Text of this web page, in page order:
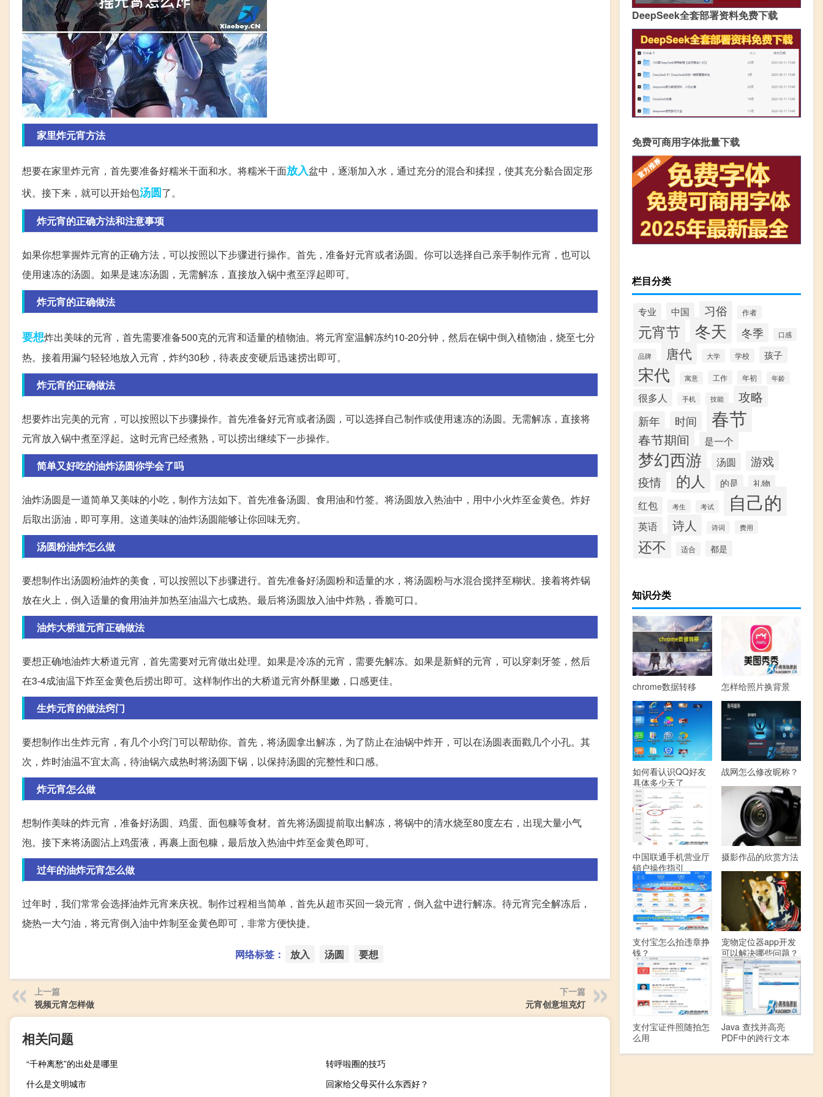
家里炸元宵方法
想要在家里炸元宵，首先要准备好糯米干面和水。将糯米干面放入盆中，逐渐加入水，通过充分的混合和揉捏，使其充分黏合固定形
状。接下来，就可以开始包汤圆了。
炸元宵的正确方法和注意事项
如果你想掌握炸元宵的正确方法，可以按照以下步骤进行操作。首先，准备好元宵或者汤圆。你可以选择自己亲手制作元宵，也可以
使用速冻的汤圆。如果是速冻汤圆，无需解冻，直接放入锅中煮至浮起即可。
炸元宵的正确做法
要想炸出美味的元宵，首先需要准备500克的元宵和适量的植物油。将元宵室温解冻约10-20分钟，然后在锅中倒入植物油，烧至七分
热。接着用漏勺轻轻地放入元宵，炸约30秒，待表皮变硬后迅速捞出即可。
炸元宵的正确做法
想要炸出完美的元宵，可以按照以下步骤操作。首先准备好元宵或者汤圆，可以选择自己制作或使用速冻的汤圆。无需解冻，直接将
元宵放入锅中煮至浮起。这时元宵已经煮熟，可以捞出继续下一步操作。
简单又好吃的油炸汤圆你学会了吗
油炸汤圆是一道简单又美味的小吃，制作方法如下。首先准备汤圆、食用油和竹签。将汤圆放入热油中，用中小火炸至金黄色。炸好
后取出沥油，即可享用。这道美味的油炸汤圆能够让你回味无穷。
汤圆粉油炸怎么做
要想制作出汤圆粉油炸的美食，可以按照以下步骤进行。首先准备好汤圆粉和适量的水，将汤圆粉与水混合搅拌至糊状。接着将炸锅
放在火上，倒入适量的食用油并加热至油温六七成热。最后将汤圆放入油中炸熟，香脆可口。
油炸大桥道元宵正确做法
要想正确地油炸大桥道元宵，首先需要对元宵做出处理。如果是冷冻的元宵，需要先解冻。如果是新鲜的元宵，可以穿刺牙签，然后
在3-4成油温下炸至金黄色后捞出即可。这样制作出的大桥道元宵外酥里嫩，口感更佳。
生炸元宵的做法窍门
要想制作出生炸元宵，有几个小窍门可以帮助你。首先，将汤圆拿出解冻，为了防止在油锅中炸开，可以在汤圆表面戳几个小孔。其
次，炸时油温不宜太高，待油锅六成热时将汤圆下锅，以保持汤圆的完整性和口感。
炸元宵怎么做
想制作美味的炸元宵，准备好汤圆、鸡蛋、面包糠等食材。首先将汤圆提前取出解冻，将锅中的清水烧至80度左右，出现大量小气
泡。接下来将汤圆沾上鸡蛋液，再裹上面包糠，最后放入热油中炸至金黄色即可。
过年的油炸元宵怎么做
过年时，我们常常会选择油炸元宵来庆祝。制作过程相当简单，首先从超市买回一袋元宵，倒入盆中进行解冻。待元宵完全解冻后，
烧热一大勺油，将元宵倒入油中炸制至金黄色即可，非常方便快捷。
网络标签： 放入 汤圆 要想
上一篇
视频元宵怎样做
下一篇
元宵创意坦克灯
相关问题
“千种离愁”的出处是哪里
转呼啦圈的技巧
什么是文明城市
回家给父母买什么东西好？
DeepSeek全套部署资料免费下载
免费可商用字体批量下载
栏目分类
专业 中国 习俗 作者
元宵节 冬天 冬季 口感
品牌 唐代 大学 学校 孩子
宋代 寓意 工作 年初 年龄
很多人 手机 技能 攻略
新年 时间 春节
春节期间 是一个
梦幻西游 汤圆
游戏
疫情
的人 的是 礼物
红包 考生 考试 自己的
英语 诗人 诗词 费用
还不 适合 都是
知识分类
chrome数据转移 怎样给照片换背景
如何看认识QQ好友
具体多少天了
战网怎么修改昵称？
中国联通手机营业厅
销户操作指引
摄影作品的欣赏方法
支付宝怎么拍违章挣
钱？
宠物定位器app开发
可以解决哪些问题？
支付宝证件照随拍怎
么用
Java 查找并高亮
PDF中的跨行文本